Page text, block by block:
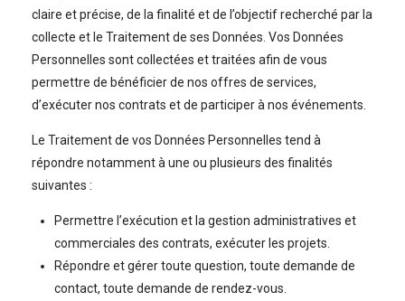
claire et précise, de la finalité et de l’objectif recherché par la
collecte et le Traitement de ses Données. Vos Données
Personnelles sont collectées et traitées afin de vous
permettre de bénéficier de nos offres de services,
d’exécuter nos contrats et de participer à nos événements.
Le Traitement de vos Données Personnelles tend à
répondre notamment à une ou plusieurs des finalités
suivantes :
Permettre l’exécution et la gestion administratives et
commerciales des contrats, exécuter les projets.
Répondre et gérer toute question, toute demande de
contact, toute demande de rendez-vous.